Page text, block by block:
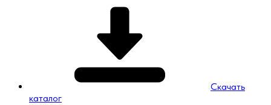
Скачать
каталог